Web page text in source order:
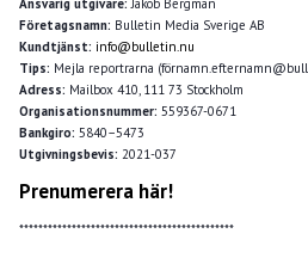
Företagsnamn: Bulletin Media Sverige AB
Kundtjänst: info@bulletin.nu
Tips: Mejla reportrarna
Adress: Mailbox 410, 111 73 Stockholm
Organisationsnummer: 559367-0671
Bankgiro: 5840–5473
Utgivningsbevis: 2021-037
Prenumerera här!
*********************************************